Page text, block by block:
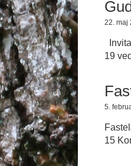
22. maj
19
5.
15